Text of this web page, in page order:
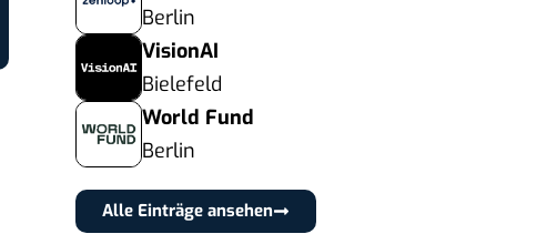
Berlin
VisionAI
Bielefeld
World Fund
Berlin
Alle Einträge ansehen